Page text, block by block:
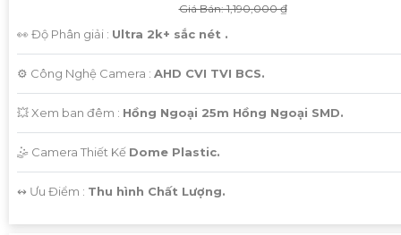
Giá Bán: 1,190,000 ₫
👀 Độ Phân giải : Ultra 2k+ sắc nét .
⚙ Công Nghệ Camera : AHD CVI TVI BCS.
💥 Xem ban đêm : Hồng Ngoại 25m Hồng Ngoại SMD.
🤹 Camera Thiết Kế Dome Plastic.
️↭ Ưu Điểm : Thu hình Chất Lượng.